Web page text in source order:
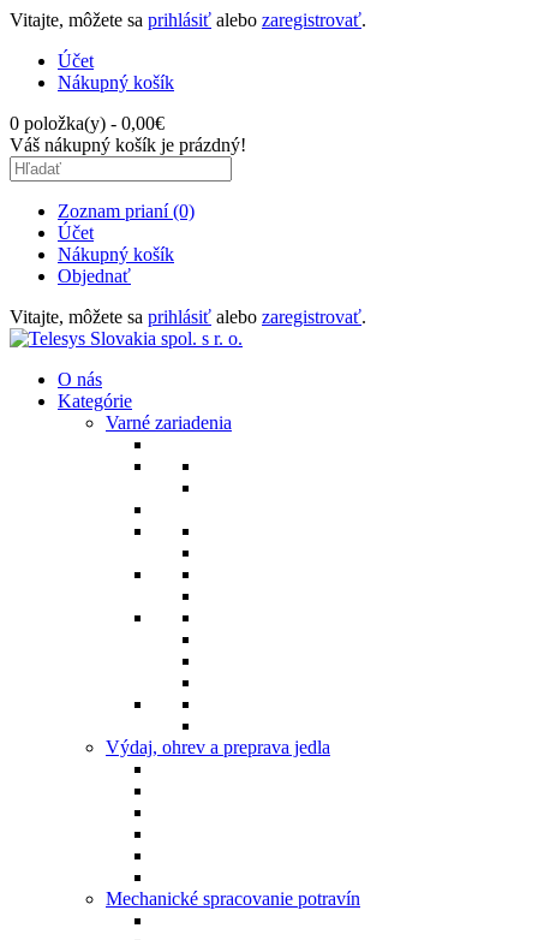
Vitajte, môžete sa prihlásiť alebo zaregistrovať.
Účet
Nákupný košík
0 položka(y) - 0,00€
Váš nákupný košík je prázdný!
Zoznam prianí (0)
Účet
Nákupný košík
Objednať
Vitajte, môžete sa prihlásiť alebo zaregistrovať.
O nás
Kategórie
Varné zariadenia
Výdaj, ohrev a preprava jedla
Mechanické spracovanie potravín